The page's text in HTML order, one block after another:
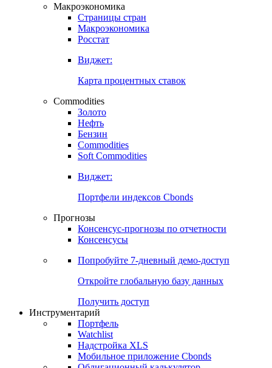
Макроэкономика
Страницы стран
Макроэкономика
Росстат
Виджет:
Карта процентных ставок
Commodities
Золото
Нефть
Бензин
Commodities
Soft Commodities
Виджет:
Портфели индексов Cbonds
Прогнозы
Консенсус-прогнозы по отчетности
Консенсусы
Попробуйте 7-дневный демо-доступ
Откройте глобальную базу данных
Получить доступ
Инструментарий
Портфель
Watchlist
Надстройка XLS
Мобильное приложение Cbonds